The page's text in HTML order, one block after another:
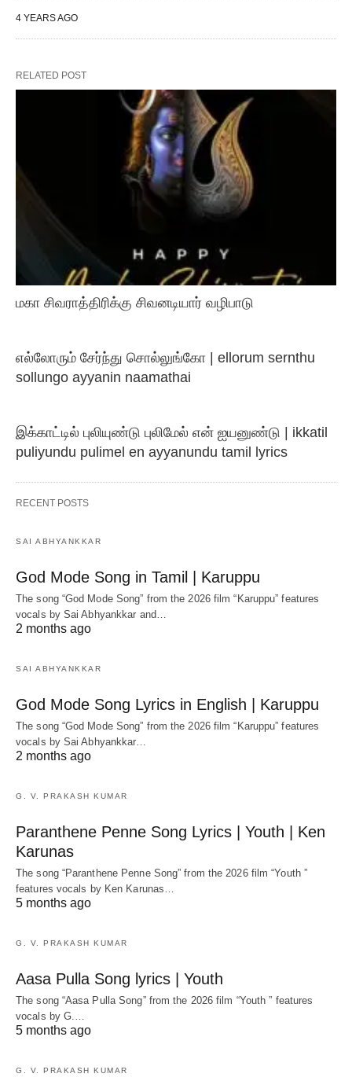
4 YEARS AGO
RELATED POST
மகா சிவராத்திரிக்கு சிவனடியார் வழிபாடு
எல்லோரும் சேர்ந்து சொல்லுங்கோ | ellorum sernthu
sollungo ayyanin naamathai
இக்காட்டில் புலியுண்டு புலிமேல் என் ஐயனுண்டு | ikkatil
puliyundu pulimel en ayyanundu tamil lyrics
RECENT POSTS
SAI ABHYANKKAR
God Mode Song in Tamil | Karuppu
The song “God Mode Song” from the 2026 film “Karuppu” features
vocals by Sai Abhyankkar‬ and…
2 months ago
SAI ABHYANKKAR
God Mode Song Lyrics in English | Karuppu
The song “God Mode Song” from the 2026 film “Karuppu” features
vocals by Sai Abhyankkar‬…
2 months ago
G. V. PRAKASH KUMAR
Paranthene Penne Song Lyrics | Youth | Ken
Karunas
The song “Paranthene Penne Song” from the 2026 film “Youth ”
features vocals by Ken Karunas…
5 months ago
G. V. PRAKASH KUMAR
Aasa Pulla Song lyrics | Youth
The song “Aasa Pulla Song” from the 2026 film “Youth ” features
vocals by G.…
5 months ago
G. V. PRAKASH KUMAR